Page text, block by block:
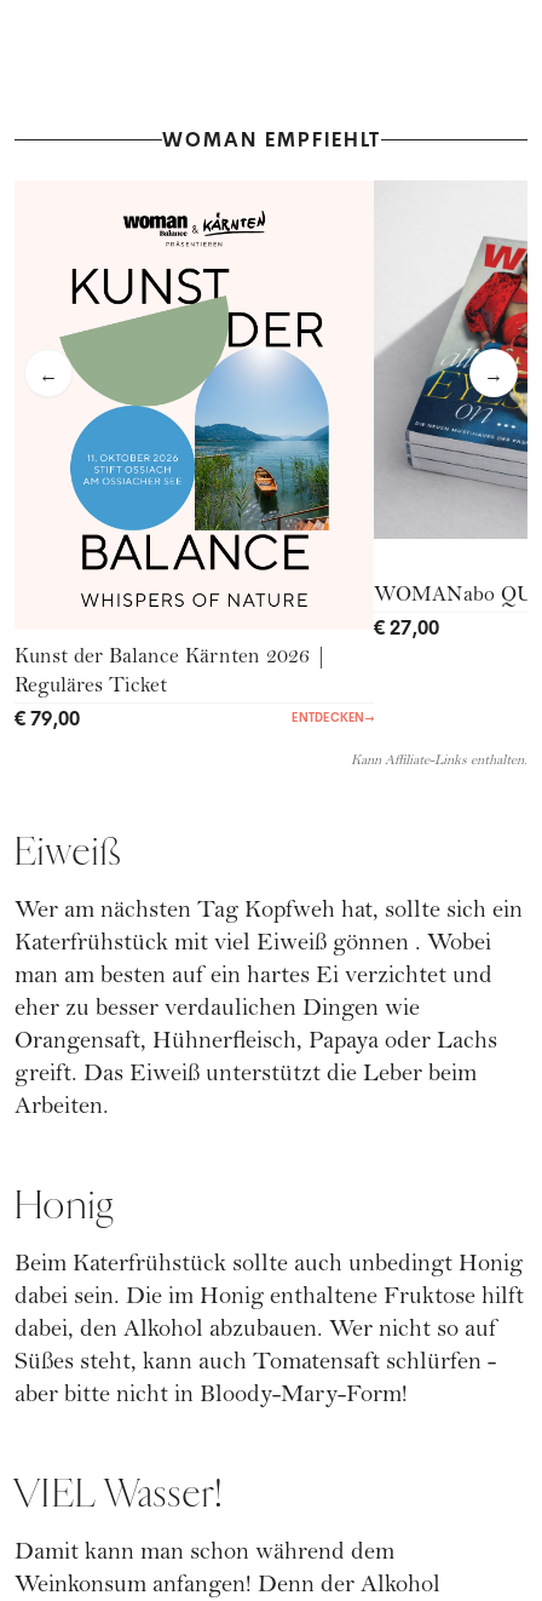
WOMAN EMPFIEHLT
← →
Kunst der Balance Kärnten 2026 |
Reguläres Ticket
€ 79,00 ENTDECKEN→
WOMANabo
€ 27,00
Kann Affiliate-Links enthalten.
Eiweiß
Wer am nächsten Tag Kopfweh hat, sollte sich ein
Katerfrühstück mit viel Eiweiß gönnen . Wobei
man am besten auf ein hartes Ei verzichtet und
eher zu besser verdaulichen Dingen wie
Orangensaft, Hühnerfleisch, Papaya oder Lachs
greift. Das Eiweiß unterstützt die Leber beim
Arbeiten.
Honig
Beim Katerfrühstück sollte auch unbedingt Honig
dabei sein. Die im Honig enthaltene Fruktose hilft
dabei, den Alkohol abzubauen. Wer nicht so auf
Süßes steht, kann auch Tomatensaft schlürfen -
aber bitte nicht in Bloody-Mary-Form!
VIEL Wasser!
Damit kann man schon während dem
Weinkonsum anfangen! Denn der Alkohol